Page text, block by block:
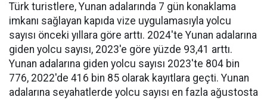
Türk turistlere, Yunan adalarında 7 gün konaklama
imkanı sağlayan kapıda vize uygulamasıyla yolcu
sayısı önceki yıllara göre arttı. 2024'te Yunan adalarına
giden yolcu sayısı, 2023'e göre yüzde 93,41 arttı.
Yunan adalarına giden yolcu sayısı 2023'te 804 bin
776, 2022'de 416 bin 85 olarak kayıtlara geçti. Yunan
adalarına seyahatlerde yolcu sayısı en fazla ağustosta